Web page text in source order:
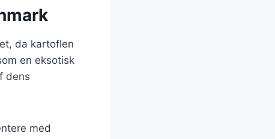
da kartoflen
en eksotisk
dens
med